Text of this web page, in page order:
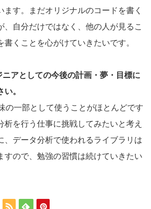
す。まだオリジナルのコードを書く
、自分だけではなく、他の人が見るこ
くことを心がけていきたいです。
アとしての今後の計画・夢・目標に
。
の一部として使うことがほとんどです
析を行う仕事に挑戦してみたいと考え
、データ分析で使われるライブラリは
すので、勉強の習慣は続けていきたい